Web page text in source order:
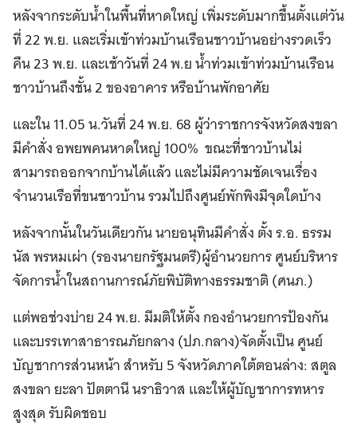
หลังจากระดับน้ำในพื้นที่หาดใหญ่ เพิ่มระดับมากขึ้นตั้งแต่วัน
ที่ 22 พ.ย. และเริ่มเข้าท่วมบ้านเรือนชาวบ้านอย่างรวดเร็ว
คืน 23 พ.ย. และเช้าวันที่ 24 พ.ย น้ำท่วมเข้าท่วมบ้านเรือน
ชาวบ้านถึงชั้น 2 ของอาคาร หรือบ้านพักอาศัย
และใน 11.05 น.วันที่ 24 พ.ย. 68 ผู้ว่าราชการจังหวัดสงขลา
มีคำสั่ง อพยพคนหาดใหญ่ 100% ขณะที่ชาวบ้านไม่
สามารถออกจากบ้านได้แล้ว และไม่มีความชัดเจนเรื่อง
จำนวนเรือที่ขนชาวบ้าน รวมไปถึงศูนย์พักพิงมีจุดใดบ้าง
หลังจากนั้นในวันเดียวกัน นายอนุทินมีคำสั่ง ตั้ง ร.อ. ธรรม
นัส พรหมเผ่า (รองนายกรัฐมนตรี)ผู้อำนวยการ ศูนย์บริหาร
จัดการน้ำในสถานการณ์ภัยพิบัติทางธรรมชาติ (ศนภ.)
แต่พอช่วงบ่าย 24 พ.ย. มีมติให้ตั้ง กองอำนวยการป้องกัน
และบรรเทาสาธารณภัยกลาง (ปภ.กลาง)จัดตั้งเป็น ศูนย์
บัญชาการส่วนหน้า สำหรับ 5 จังหวัดภาคใต้ตอนล่าง: สตูล
สงขลา ยะลา ปัตตานี นราธิวาส และให้ผู้บัญชาการทหาร
สูงสุด รับผิดชอบ